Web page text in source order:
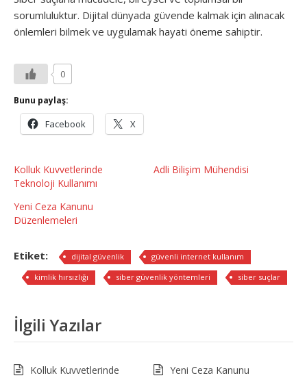
sorumluluktur. Dijital dünyada güvende kalmak için alınacak
önlemleri bilmek ve uygulamak hayati öneme sahiptir.
0
Bunu paylaş:
Facebook X
Kolluk Kuvvetlerinde
Teknoloji Kullanımı
Adli Bilişim Mühendisi
Yeni Ceza Kanunu
Düzenlemeleri
Etiket: dijital güvenlik
güvenli internet kullanım
kimlik hırsızlığı
siber güvenlik yöntemleri siber suçlar
İlgili Yazılar
Kolluk Kuvvetlerinde
Yeni Ceza Kanunu